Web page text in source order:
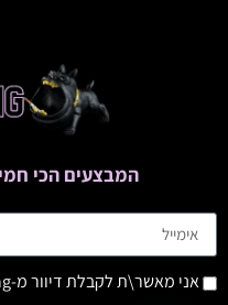
המבצעים הכי
אני מאשר\ת לקבלת דיוור מ-Blingbling